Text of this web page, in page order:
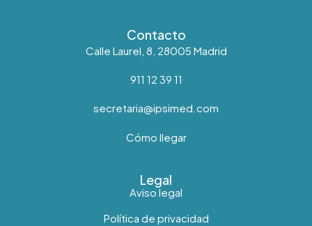
Contacto
Calle Laurel, 8, 28005 Madrid
911 12 39 11
secretaria@ipsimed.com
Cómo llegar
Legal
Aviso legal
Política de privacidad